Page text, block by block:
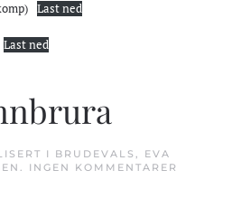
Last ned
Last ned
I BRUDEVALS , EVA
. INGEN KOMMENTARER